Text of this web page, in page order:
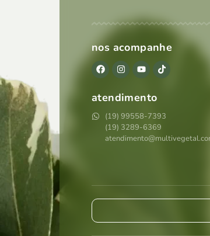
nos acompanhe
atendimento
(19) 99558-7393
(19) 3289-6369